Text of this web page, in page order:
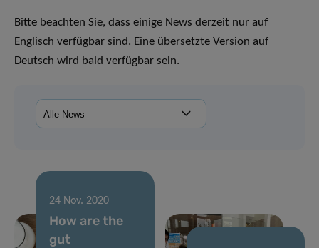
Bitte beachten Sie, dass einige News derzeit nur auf
Englisch verfügbar sind. Eine übersetzte Version auf
Deutsch wird bald verfügbar sein.
24 Nov. 2020
How are the
gut